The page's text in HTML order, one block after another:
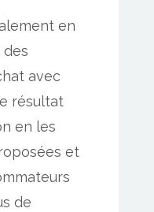
en
avec
résultat
en les
et
de